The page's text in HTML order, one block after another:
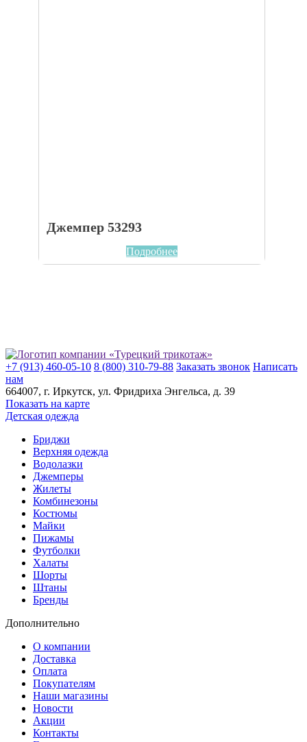
Джемпер 53293
Подробнее
+7 (913) 460-05-10 8 (800) 310-79-88 Заказать звонок Написать
нам
664007, г. Иркутск, ул. ​Фридриха Энгельса, д. 39
Показать на карте
Детская одежда
Бриджи
Верхняя одежда
Водолазки
Джемперы
Жилеты
Комбинезоны
Костюмы
Майки
Пижамы
Футболки
Халаты
Шорты
Штаны
Бренды
Дополнительно
О компании
Доставка
Оплата
Покупателям
Наши магазины
Новости
Акции
Контакты